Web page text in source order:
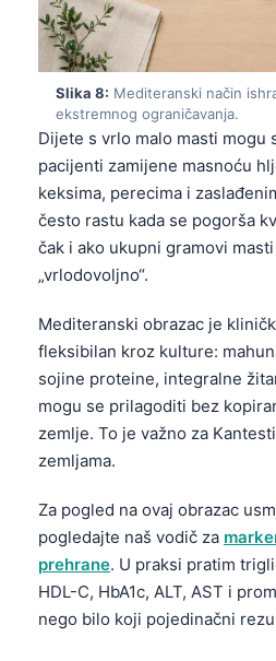
Slika 8: Mediteranski način
ekstremnog ograničavanja.
Dijete s vrlo malo masti mogu
pacijenti zamijene masnoću
keksima, perecima i
često rastu kada se pogorša
čak i ako ukupni gramovi
„vrlodovoljno“.
Mediteranski obrazac je
fleksibilan kroz kulture:
sojine proteine, integralne
mogu se prilagoditi bez
zemlje. To je važno za
zemljama.
Za pogled na ovaj obrazac
pogledajte naš vodič za
prehrane. U praksi pratim
HDL-C, HbA1c, ALT, AST i
nego bilo koji pojedinačni
Íslenska
Српски језик
Svenska
Eesti
日本語
Čeština
ქართული
Русский
Lietuvių kalba
Polski
한국어
Slovenščina
Magyar
Shqip
বাংলা
اردو